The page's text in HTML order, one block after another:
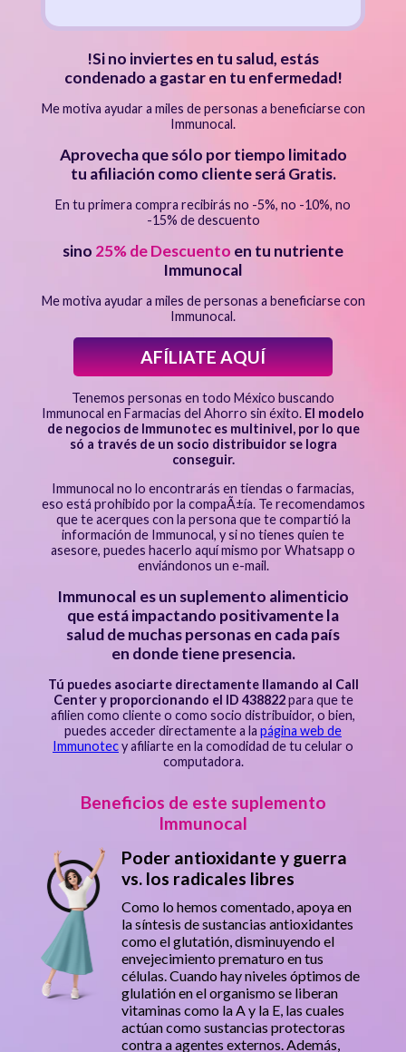
!Si no inviertes en tu salud, estás
condenado a gastar en tu enfermedad!
Me motiva ayudar a miles de personas a beneficiarse con
Immunocal.
Aprovecha que sólo por tiempo limitado
tu afiliación como cliente será Gratis.
En tu primera compra recibirás no -5%, no -10%, no
-15% de descuento
sino 25% de Descuento en tu nutriente
Immunocal
Me motiva ayudar a miles de personas a beneficiarse con
Immunocal.
AFÍLIATE AQUÍ
Tenemos personas en todo México buscando
Immunocal en Farmacias del Ahorro sin éxito. El modelo
de negocios de Immunotec es multinivel, por lo que
só a través de un socio distribuidor se logra
conseguir.
Immunocal no lo encontrarás en tiendas o farmacias,
eso está prohibido por la compaÃ±ía. Te recomendamos
que te acerques con la persona que te compartió la
información de Immunocal, y si no tienes quien te
asesore, puedes hacerlo aquí mismo por Whatsapp o
enviándonos un e-mail.
Immunocal es un suplemento alimenticio
que está impactando positivamente la
salud de muchas personas en cada país
en donde tiene presencia.
Tú puedes asociarte directamente llamando al Call
Center y proporcionando el ID 438822para que te
afilien como cliente o como socio distribuidor, o bien,
puedes acceder directamente a la página web de
Immunotecy afiliarte en la comodidad de tu celular o
computadora.
Beneficios de este suplemento
Immunocal
Poder antioxidante y guerra
vs. los radicales libres
Como lo hemos comentado, apoya en
la síntesis de sustancias antioxidantes
como el glutatión, disminuyendo el
envejecimiento prematuro en tus
células. Cuando hay niveles óptimos de
glulatión en el organismo se liberan
vitaminas como la A y la E, las cuales
actúan como sustancias protectoras
contra a agentes externos. Además,